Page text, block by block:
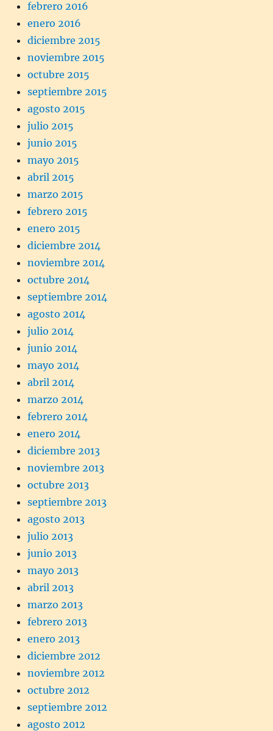
febrero 2016
enero 2016
diciembre 2015
noviembre 2015
octubre 2015
septiembre 2015
agosto 2015
julio 2015
junio 2015
mayo 2015
abril 2015
marzo 2015
febrero 2015
enero 2015
diciembre 2014
noviembre 2014
octubre 2014
septiembre 2014
agosto 2014
julio 2014
junio 2014
mayo 2014
abril 2014
marzo 2014
febrero 2014
enero 2014
diciembre 2013
noviembre 2013
octubre 2013
septiembre 2013
agosto 2013
julio 2013
junio 2013
mayo 2013
abril 2013
marzo 2013
febrero 2013
enero 2013
diciembre 2012
noviembre 2012
octubre 2012
septiembre 2012
agosto 2012